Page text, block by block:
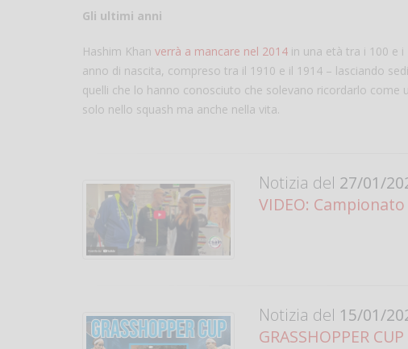
Gli ultimi anni
Hashim Khan verrà a mancare nel 2014 in una età tra i 100 e
anno di nascita, compreso tra il 1910 e il 1914 – lasciando
quelli che lo hanno conosciuto che solevano ricordarlo
solo nello squash ma anche nella vita.
Notizia del 27/01/
VIDEO:
Notizia del 15/01/
GRASSHOPPER